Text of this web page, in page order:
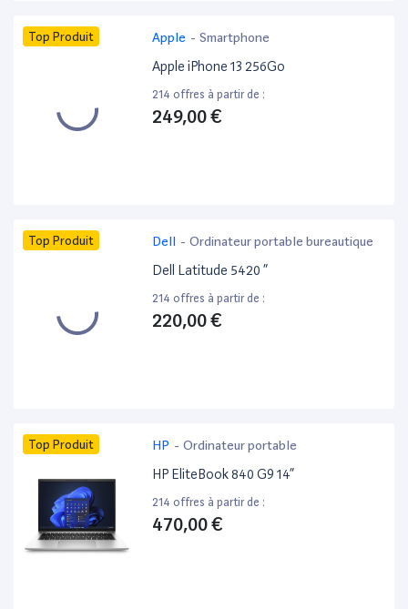
Top Produit Apple - Smartphone
Apple iPhone 13 256Go
214 offres à partir de :
249,00 €
Top Produit Dell - Ordinateur portable bureautique
Dell Latitude 5420 ”
214 offres à partir de :
220,00 €
Top Produit HP - Ordinateur portable
HP EliteBook 840 G9 14”
214 offres à partir de :
470,00 €